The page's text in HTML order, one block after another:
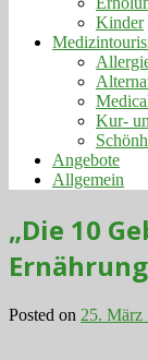
Kinder
Kur-
Angebote
Allgemein
„Die 10
Posted on 25. März